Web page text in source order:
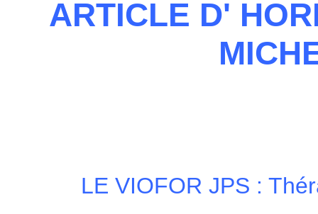
ARTICLE D'
LE VIOFOR JPS :